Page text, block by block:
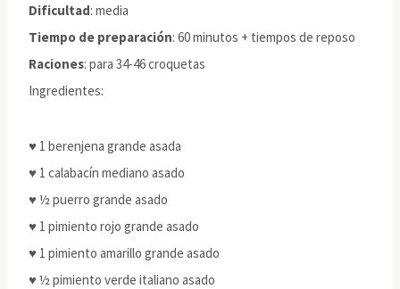
Dificultad: media
Tiempo de preparación: 60 minutos + tiempos de reposo
Raciones: para 34-46 croquetas
Ingredientes:
♥ 1 berenjena grande asada
♥ 1 calabacín mediano asado
♥ ½ puerro grande asado
♥ 1 pimiento rojo grande asado
♥ 1 pimiento amarillo grande asado
♥ ½ pimiento verde italiano asado